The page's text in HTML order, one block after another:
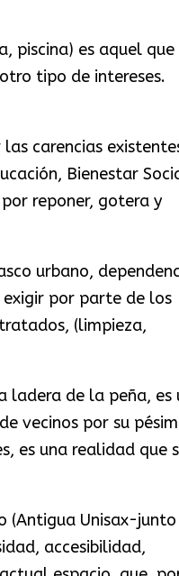
piscina) es aquel que
tipo de intereses.
carencias
Bienestar
reponer, gotera y
urbano,
por parte de los
(limpieza,
ladera de la peña, es
vecinos por su
es una realidad que
(Antigua Unisax-junto
accesibilidad,